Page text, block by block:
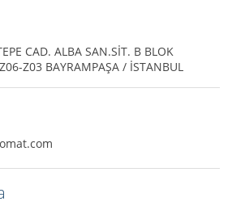
CAD. ALBA SAN.SİT. B BLOK
Z03 BAYRAMPAŞA / İSTANBUL